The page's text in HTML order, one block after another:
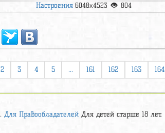
Настроения 6048x4523 804
2 3 4 5 ... 161 162 163 164
. Для Правообладателей Для детей старше 18 лет.